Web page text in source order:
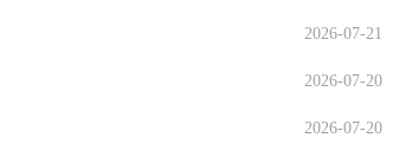
2026-07-21
2026-07-20
2026-07-20